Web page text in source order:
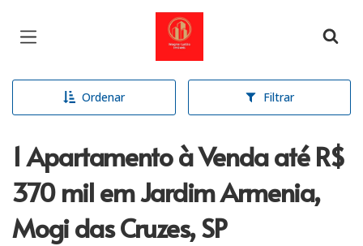
Página inicial
Ordenar Filtrar
1 Apartamento à Venda até R$
370 mil em Jardim Armenia,
Mogi das Cruzes, SP